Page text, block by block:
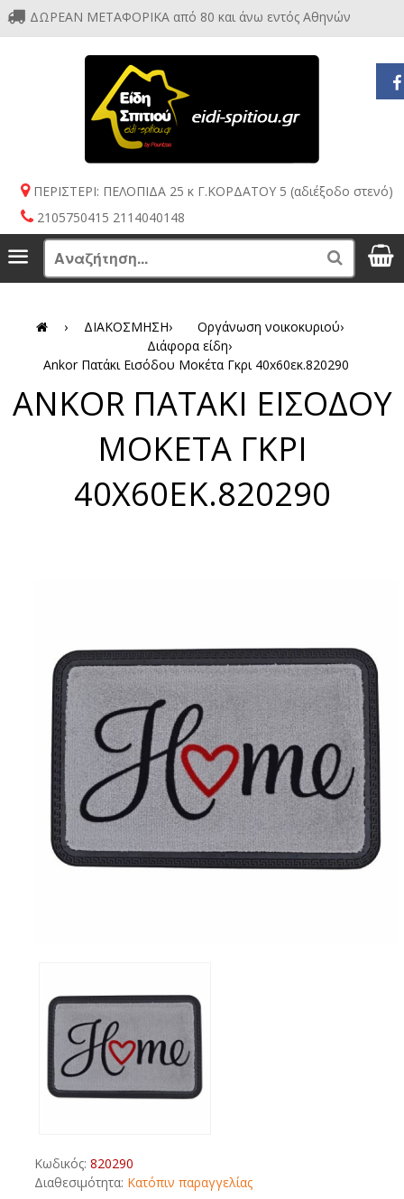
ΔΩΡΕΑΝ ΜΕΤΑΦΟΡΙΚΑ από 80 και άνω εντός Αθηνών
ΠΕΡΙΣΤΕΡΙ: ΠΕΛΟΠΙΔΑ 25 κ Γ.ΚΟΡΔΑΤΟΥ 5 (αδιέξοδο στενό)
2105750415 2114040148
Menu Search
› ΔΙΑΚΟΣΜΗΣΗ› Οργάνωση νοικοκυριού›
Διάφορα είδη›
Ankor Πατάκι Εισόδου Μοκέτα Γκρι 40x60εκ.820290
ANKOR ΠΑΤΑΚΙ ΕΙΣΟΔΟΥ
ΜΟΚΕΤΑ ΓΚΡΙ
40X60ΕΚ.820290
Κωδικός: 820290
Διαθεσιμότητα: Κατόπιν παραγγελίας